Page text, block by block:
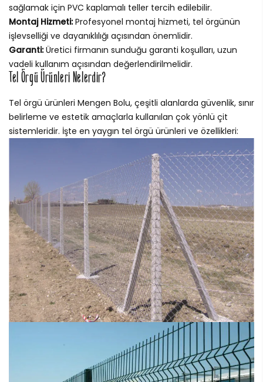
sağlamak için PVC kaplamalı teller tercih edilebilir.
Montaj Hizmeti:Profesyonel montaj hizmeti, tel örgünün
işlevselliği ve dayanıklılığı açısından önemlidir.
Garanti:Üretici firmanın sunduğu garanti koşulları, uzun
vadeli kullanım açısından değerlendirilmelidir.
Tel Örgü Ürünleri Nelerdir?
Tel örgü ürünleri Mengen Bolu, çeşitli alanlarda güvenlik, sınır
belirleme ve estetik amaçlarla kullanılan çok yönlü çit
sistemleridir. İşte en yaygın tel örgü ürünleri ve özellikleri: